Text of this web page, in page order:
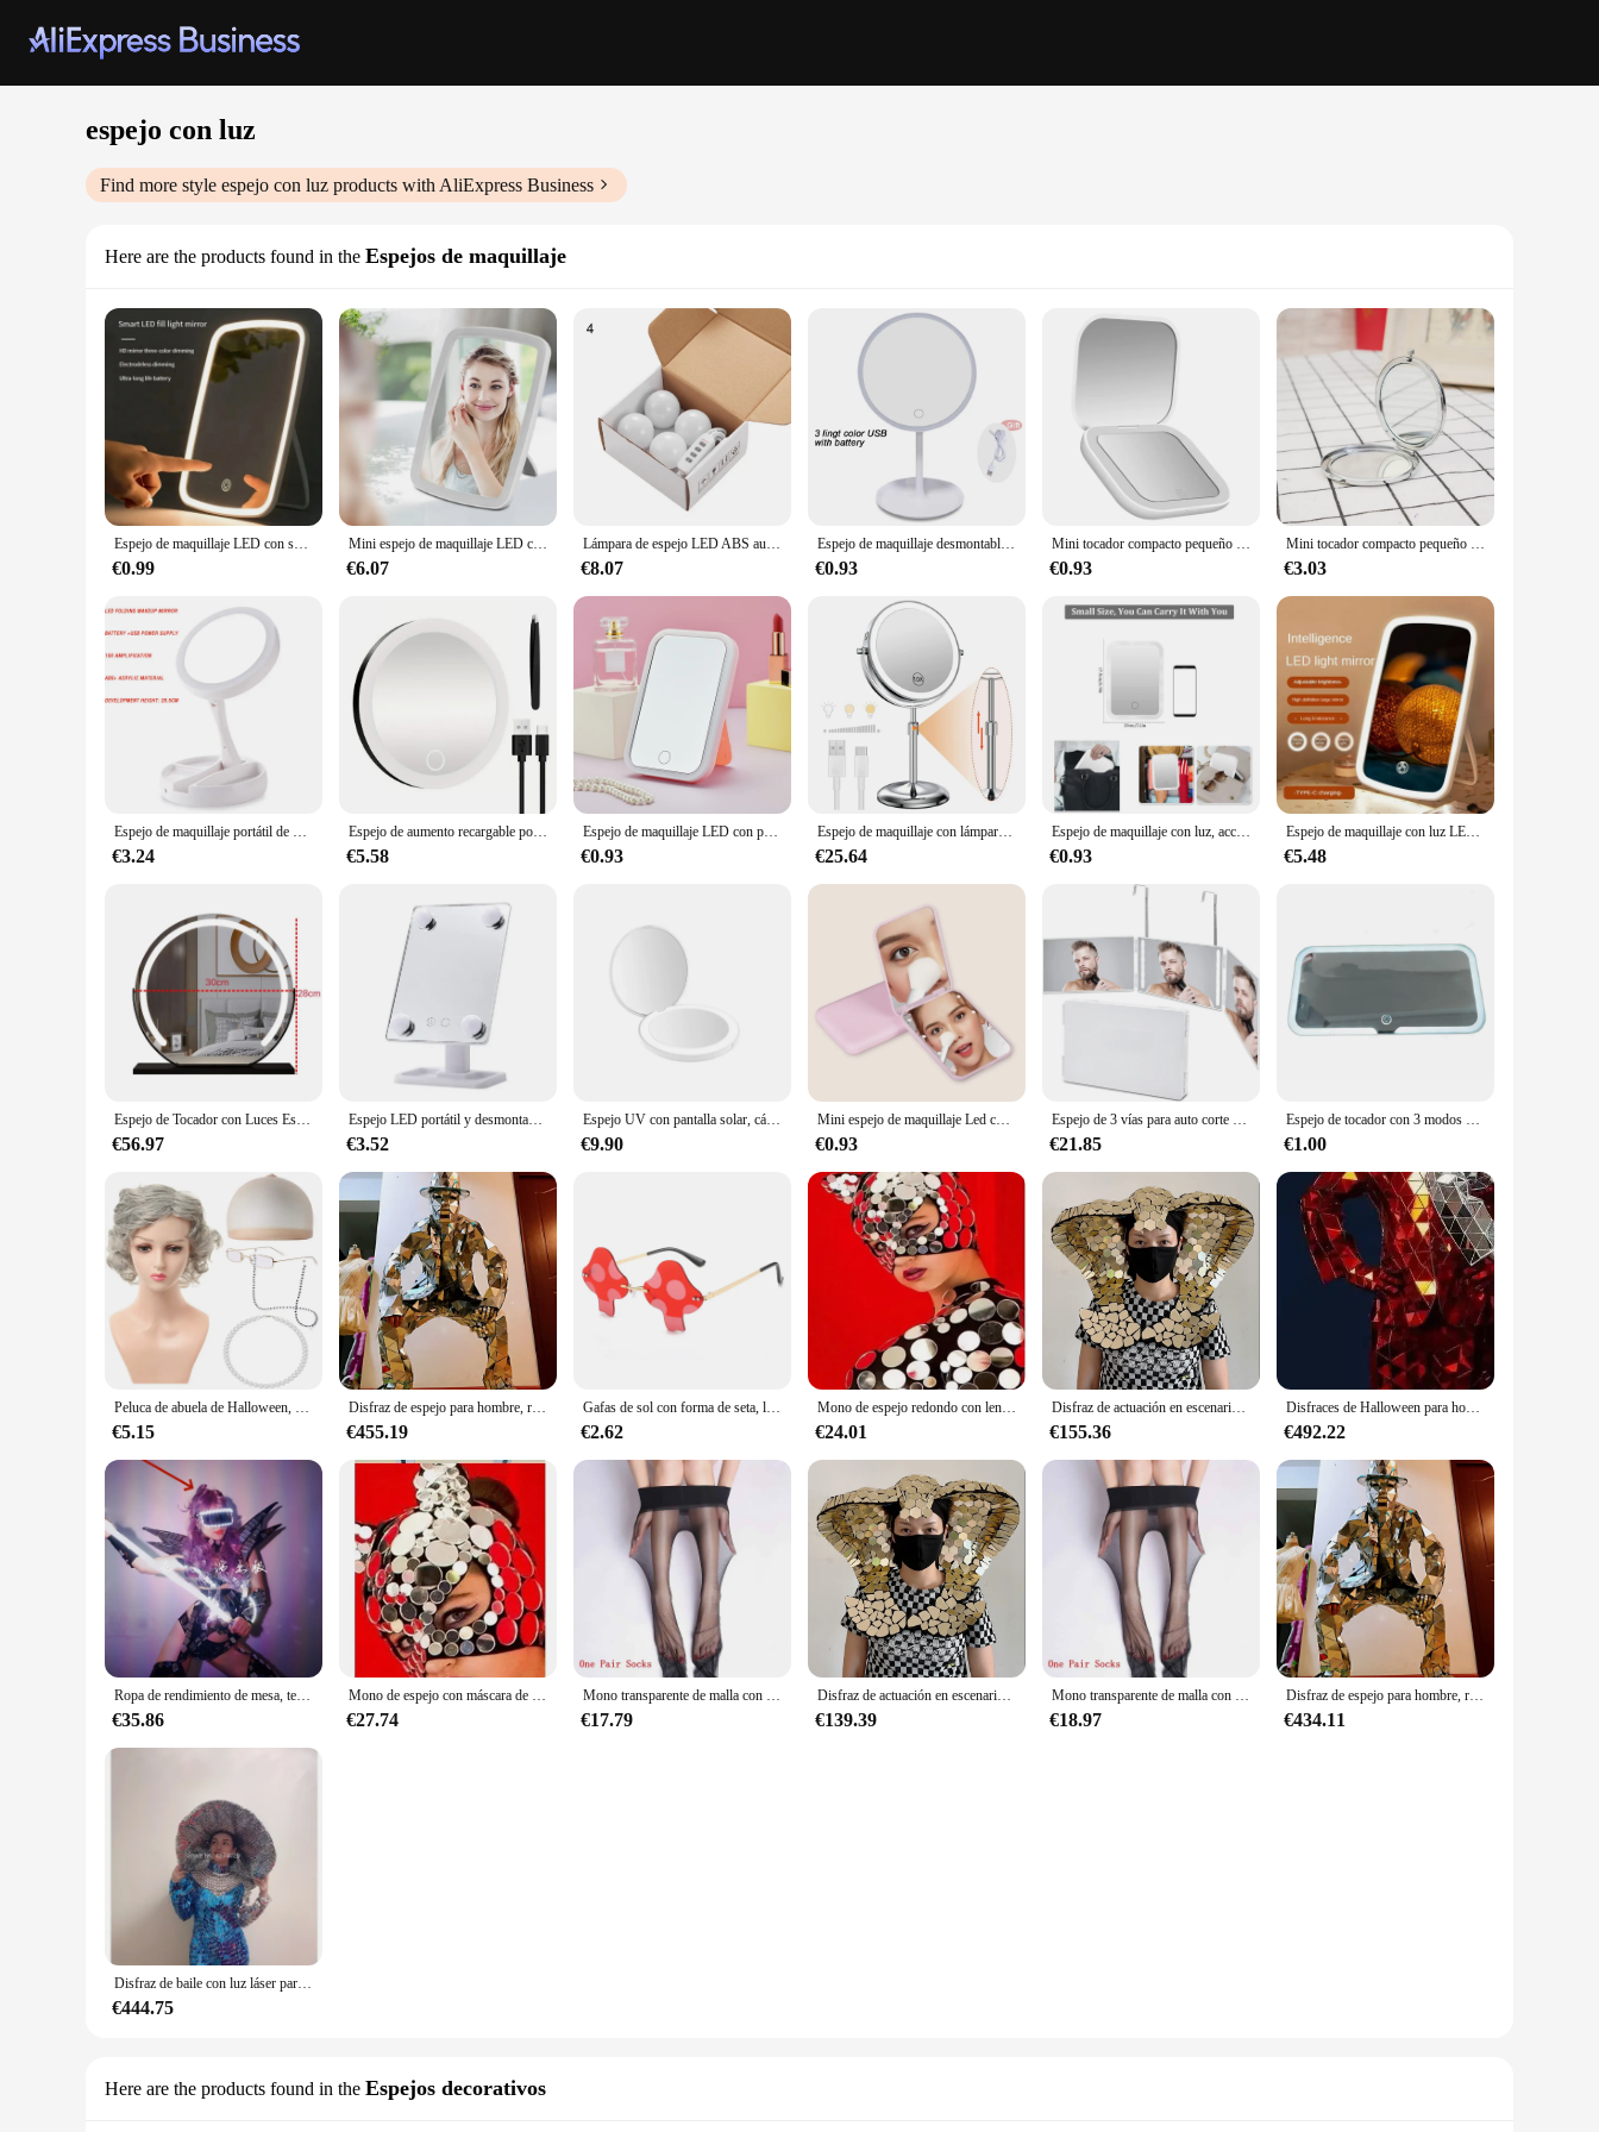
espejo con luz
Find more style espejo con luz products with AliExpress Business
Here are the products found in the Espejos de maquillaje
Espejo de maquillaje LED con soporte, espejo de escritorio plegable, compacto, cuadrado, blanco, cosmético de viaje con luz
€0.99
Mini espejo de maquillaje LED con soporte, plegable, compacto, blanco, cuadrado, de viaje, batería seca ligera y enchufe USB
€6.07
Lámpara de espejo LED ABS autoadhesiva, práctica y atractiva, 9 niveles de brillo, lámpara de maquillaje, luz de espejo de amplio uso
€8.07
Espejo de maquillaje desmontable recargable por USB, Base de almacenamiento con luz LED blanca, 3 modos, regalo
€0.93
Mini tocador compacto pequeño con luces Led plegables, espejo de maquillaje de mano portátil de bolsillo, aumento de 2X, regalo
€0.93
Mini tocador compacto pequeño con luces Led plegables, espejo de maquillaje de mano portátil de bolsillo, aumento de 2X, regalo
€3.03
Espejo de maquillaje portátil de un solo lado, espejo de belleza con luz LED para dormitorio de estudiantes, almacenamiento giratorio, 16 unidades
€3.24
Espejo de aumento recargable por Usb para maquillaje, espejo portátil con pinzas, luz Led, 30x
€5.58
Espejo de maquillaje LED con pantalla táctil, espejo de tocador plegable de pie portátil con 3 luces, aumento de 5X, cosmético compacto
€0.93
Espejo de maquillaje con lámpara de luz, 8 pulgadas, aumento de 10X, 3 luces de Color, brillo ajustable, altura de pie, espejo cosmético
€25.64
Espejo de maquillaje con luz, accesorio plegable para maquillaje de viaje, pantalla táctil, atenuación con aumento de 10X, 2 o 1 unidades
€0.93
Espejo de maquillaje con luz LED blanca, Base de almacenamiento desmontable, 3 modos, Cable USB, regalo
€5.48
Espejo de Tocador con Luces Espejos de Maquillaje Iluminados con LED Control Táctil Inteligente de Mesa Regalos Regulables en 3 Colores para Dormitorios de Niñas Adolescentes
€56.97
Espejo LED portátil y desmontable para maquillaje, espejo de escritorio con bombilla, malla roja, alta definición, 1 piezas
€3.52
Espejo UV con pantalla solar, cámara de prueba con luz, aumento de 2X, maquillaje de viaje, 3,5 pulgadas, tamaño de bolsillo L
€9.90
Mini espejo de maquillaje Led compacto con luz, espejo de tocador cosmético Plegable, portátil, de bolsillo, rosa y negro, para viaje, 2 aumentos
€0.93
Espejo de 3 vías para auto corte de pelo, 360 °, con luz LED, Trifold, recargable, con ajuste retráctil de altura
€21.85
Espejo de tocador con 3 modos de luz para coche, espejo de maquillaje recargable con Control táctil, Universal
€1.00
Peluca de abuela de Halloween, pelo corto y rizado, varilla de pelo, gafas, pulsera, muleta, vestido de falda de mediana y vieja edad, 2023
€5.15
Disfraz de espejo para hombre, ropa de tecnología del futuro, para actuación en escenario, Halloween, Cosplay, fiesta de Navidad, espectáculo de luz láser
€455.19
Gafas de sol con forma de seta, lentes irregulares sin montura, Retro, a la moda, divertidas, decoraciones para Halloween, accesorios decorativos para fiestas
€2.62
Mono de espejo redondo con lentejuelas, traje de una pieza con máscara de gato, mono de espejo, traje de modelo, ropa de baile de pasarela, escenario
€24.01
Disfraz de actuación en escenario, máscara de animal, espejo dorado claro, sombrero simulado en forma de cobra, bufanda
€155.36
Disfraces de Halloween para hombre, disfraz de espejo, actuación de escenario, espectáculo de fiesta de Navidad, luz láser, ropa de tecnología futura
€492.22
Ropa de rendimiento de mesa, tecnología de emisión de luz negra, lente de espejo, ropa futurista, gira gogogods femeninos
€35.86
Mono de espejo con máscara de gato, traje de modelo de pasarela, ropa de baile de escenario, mono de espejo redondo de lentejuelas, traje ligero de una pieza
€27.74
Mono transparente de malla con espejos de manga larga para mujer, traje brillante de moda, ropa de escenario para cantante, bailarina, fiesta de club nocturno, cumpleaños
€17.79
Disfraz de actuación en escenario, máscara de animal, espejo dorado claro, sombrero simulado en forma de cobra, bufanda
€139.39
Mono transparente de malla con espejos de manga larga para mujer, traje brillante de moda, ropa de escenario para cantante, bailarina, fiesta de club nocturno, cumpleaños
€18.97
Disfraz de espejo para hombre, ropa con luz láser, para actuaciones de escenario, Halloween, Cosplay, fiesta de navidad
€434.11
Disfraz de baile con luz láser para mujer, vestido de espejo dorado y plateado, gafas brillantes
€444.75
Here are the products found in the Espejos decorativos